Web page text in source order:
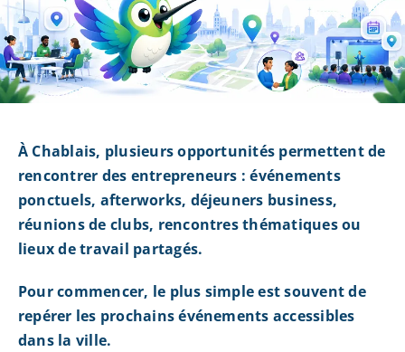
À Chablais, plusieurs opportunités permettent de
rencontrer des entrepreneurs : événements
ponctuels, afterworks, déjeuners business,
réunions de clubs, rencontres thématiques ou
lieux de travail partagés.
Pour commencer, le plus simple est souvent de
repérer les prochains événements accessibles
dans la ville.